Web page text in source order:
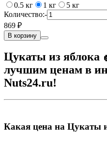
0.5 кг 1 кг
5 кг
Количество:-
869 ₽
В корзину
Цукаты из яблока
лучшим ценам в
Nuts24.ru!
Какая цена на Цукаты